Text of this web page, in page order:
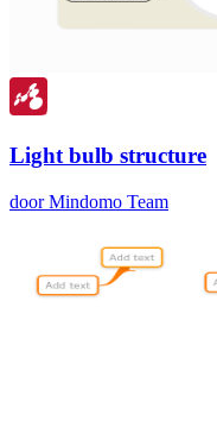
Light bulb structure
door Mindomo Team